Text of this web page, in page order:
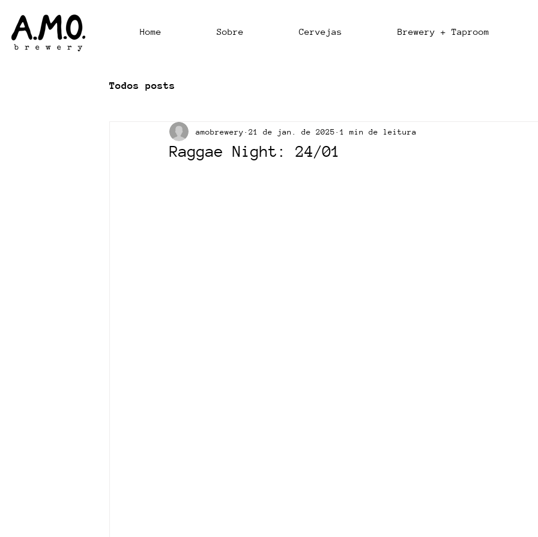
Home Sobre Cervejas Brewery + Taproom
Todos posts
Raggae Night: 24/01
amobrewery 21 de jan. de 2025 1 min de leitura